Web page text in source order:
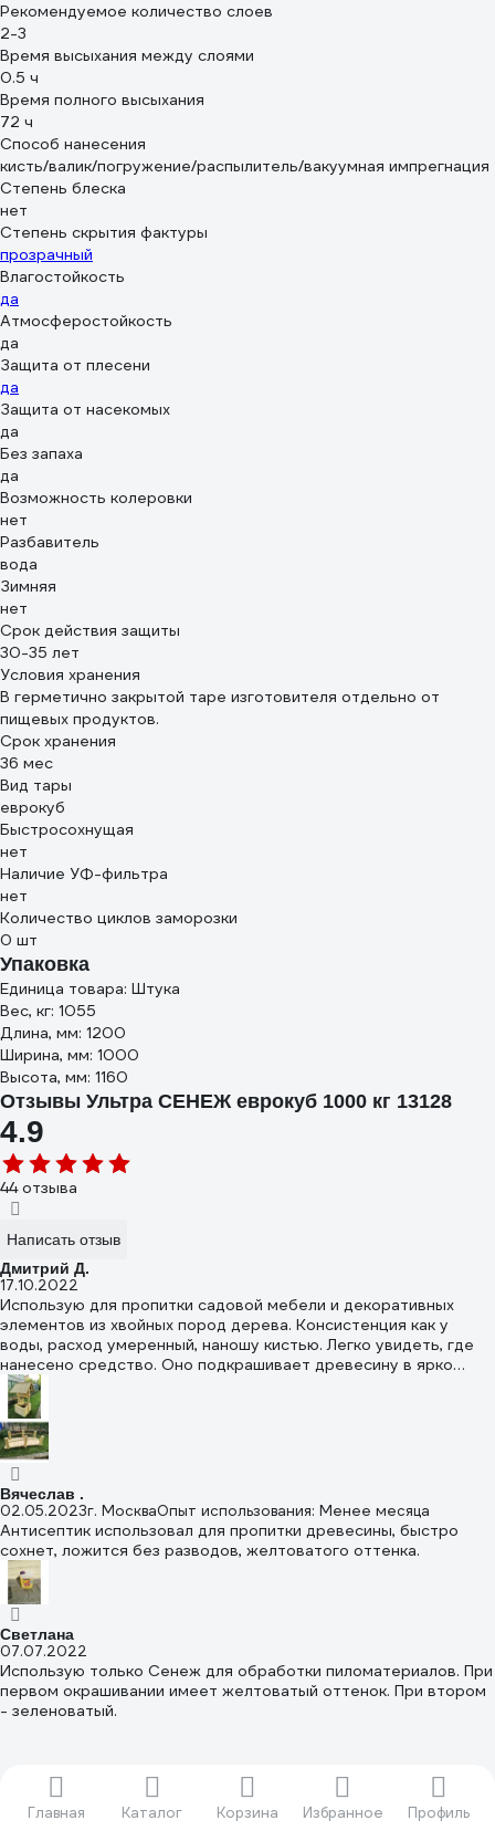
Главная Каталог Корзина Избранное Профиль
Рекомендуемое количество слоев
2-3
Время высыхания между слоями
0.5 ч
Время полного высыхания
72 ч
Способ нанесения
кисть/валик/погружение/распылитель/вакуумная импрегнация
Степень блеска
нет
Степень скрытия фактуры
прозрачный
Влагостойкость
да
Атмосферостойкость
да
Защита от плесени
да
Защита от насекомых
да
Без запаха
да
Возможность колеровки
нет
Разбавитель
вода
Зимняя
нет
Срок действия защиты
30-35 лет
Условия хранения
В герметично закрытой таре изготовителя отдельно от
пищевых продуктов.
Срок хранения
36 мес
Вид тары
еврокуб
Быстросохнущая
нет
Наличие УФ-фильтра
нет
Количество циклов заморозки
0 шт
Упаковка
Единица товара: Штука
Вес, кг: 1055
Длина, мм: 1200
Ширина, мм: 1000
Высота, мм: 1160
Отзывы Ультра СЕНЕЖ еврокуб 1000 кг 13128
4.9
44 отзыва
Написать отзыв
Дмитрий Д.
17.10.2022
Использую для пропитки садовой мебели и декоративных
элементов из хвойных пород дерева. Консистенция как у
воды, расход умеренный, наношу кистью. Легко увидеть, где
нанесено средство. Оно подкрашивает древесину в ярко
жёлтый цвет, который при высыхании и впитывании
становится жёлто-фисташковым. Наношу на шлифованные
детали. Немного поднимает ворс, требуется повторное
лёгкое шлифование. Чтобы дошлифовать до чистой
древесины, надо приложить усилие. Грунтованная
поверхность красится легко.
Вячеслав .
02.05.2023г. МоскваОпыт использования: Менее месяца
Антисептик использовал для пропитки древесины, быстро
сохнет, ложится без разводов, желтоватого оттенка.
Светлана
07.07.2022
Использую только Сенеж для обработки пиломатериалов. При
первом окрашивании имеет желтоватый оттенок. При втором
- зеленоватый.